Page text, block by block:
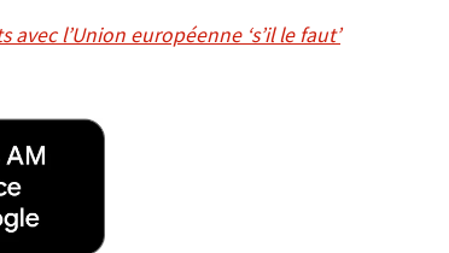
l’Union européenne ‘s’il le faut’